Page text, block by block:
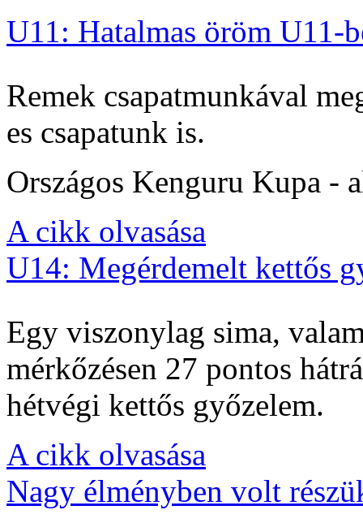
U11: Hatalmas öröm U11-
Remek csapatmunkával
es csapatunk is.
Országos Kenguru Kupa -
A cikk olvasása
U14: Megérdemelt kettős
Egy viszonylag sima,
mérkőzésen 27 pontos
hétvégi kettős győzelem.
A cikk olvasása
Nagy élményben volt